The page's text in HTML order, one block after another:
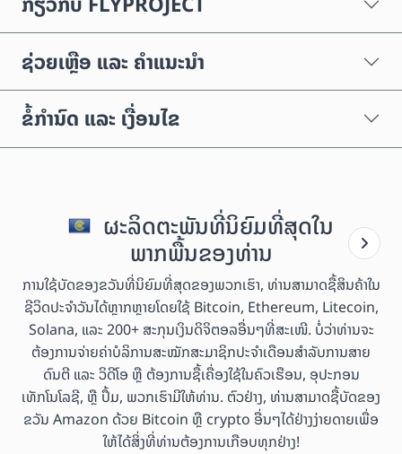
ຊ່ວຍເຫຼືອ ແລະ ຄຳແນະນຳ
ຂໍ້ກຳນົດ ແລະ ເງື່ອນໄຂ
ຜະລິດຕະພັນທີ່ນິຍົມທີ່ສຸດໃນ
ພາກພື້ນຂອງທ່ານ
ການໃຊ້ບັດຂອງຂວັນທີ່ນິຍົມທີ່ສຸດຂອງພວກເຮົາ, ທ່ານສາມາດຊື້ສິນຄ້າໃນ
ຊີວິດປະຈຳວັນໄດ້ຫຼາກຫຼາຍໂດຍໃຊ້ Bitcoin, Ethereum, Litecoin,
Solana, ແລະ 200+ ສະກຸນເງິນດິຈິຕອລອື່ນໆທີ່ສະເໜີ. ບໍ່ວ່າທ່ານຈະ
ຕ້ອງການຈ່າຍຄ່າບໍລິການສະໝັກສະມາຊິກປະຈຳເດືອນສຳລັບການສາຍ
ດົນຕີ ແລະ ວິດີໂອ ຫຼື ຕ້ອງການຊື້ເຄື່ອງໃຊ້ໃນຄົວເຮືອນ, ອຸປະກອນ
ເທັກໂນໂລຊີ, ຫຼື ປຶ້ມ, ພວກເຮົາມີໃຫ້ທ່ານ. ຕົວຢ່າງ, ທ່ານສາມາດຊື້ບັດຂອງ
ຂວັນ Amazon ດ້ວຍ Bitcoin ຫຼື crypto ອື່ນໆໄດ້ຢ່າງງ່າຍດາຍເພື່ອ
ໃຫ້ໄດ້ສິ່ງທີ່ທ່ານຕ້ອງການເກືອບທຸກຢ່າງ!